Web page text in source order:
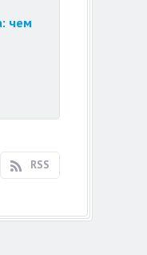
чем
RSS